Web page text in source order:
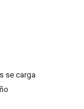
se carga